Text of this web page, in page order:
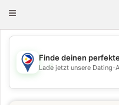
Toggle
💖
Finde deinen
Lade jetzt unsere Dating-